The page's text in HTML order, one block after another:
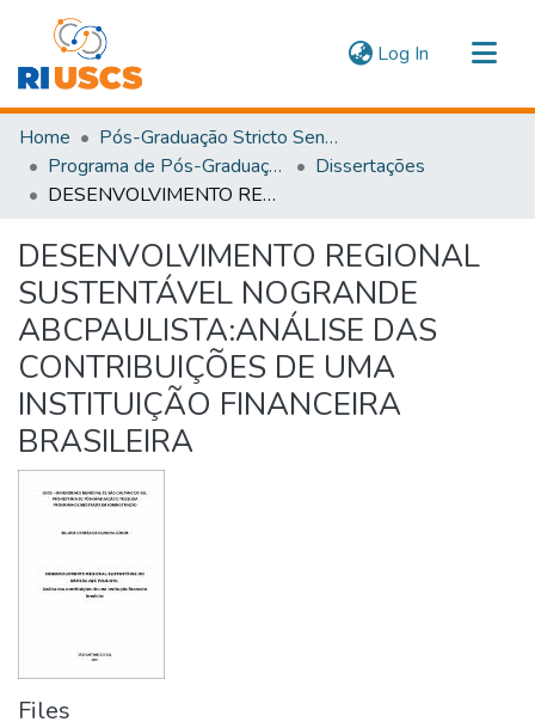
Log In (current)
Communities & Collections
Navigate
Statistics
Home
Pós-Graduação Stricto Sensu
Programa de Pós-Graduação em Administração
Dissertações
DESENVOLVIMENTO REGIONAL SUSTENTÁVEL NOGRANDE ABCPAULISTA:ANÁLISE DAS CONTRIBUIÇÕES DE UMA INSTITUIÇÃO FINANCEIRA BRASILEIRA
DESENVOLVIMENTO REGIONAL
SUSTENTÁVEL NOGRANDE
ABCPAULISTA:ANÁLISE DAS
CONTRIBUIÇÕES DE UMA
INSTITUIÇÃO FINANCEIRA
BRASILEIRA
Files